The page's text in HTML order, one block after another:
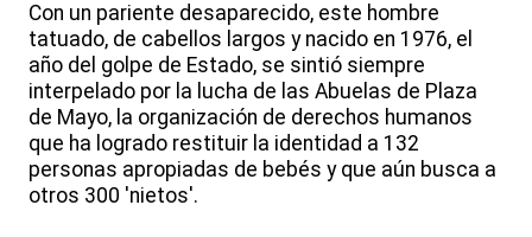
Con un pariente desaparecido, este hombre
tatuado, de cabellos largos y nacido en 1976, el
año del golpe de Estado, se sintió siempre
interpelado por la lucha de las Abuelas de Plaza
de Mayo, la organización de derechos humanos
que ha logrado restituir la identidad a 132
personas apropiadas de bebés y que aún busca a
otros 300 'nietos'.